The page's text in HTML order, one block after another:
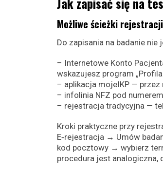
Możliwe ścieżki rejestracji
Do zapisania na badanie
– Internetowe Konto
wskazujesz program
– aplikacja mojeIKP —
– infolinia NFZ pod numerem
– rejestracja tradycyjna —
Kroki praktyczne przy
E‑rejestracja → Umów
kod pocztowy → wybierz
procedura jest